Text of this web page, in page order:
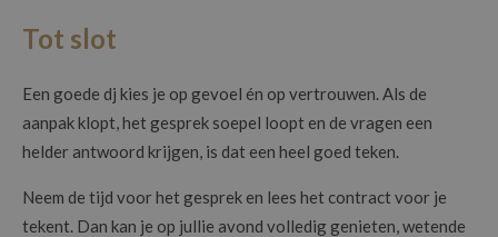
Tot slot
Een goede dj kies je op gevoel én op vertrouwen. Als de
aanpak klopt, het gesprek soepel loopt en de vragen een
helder antwoord krijgen, is dat een heel goed teken.
Neem de tijd voor het gesprek en lees het contract voor je
tekent. Dan kan je op jullie avond volledig genieten, wetende